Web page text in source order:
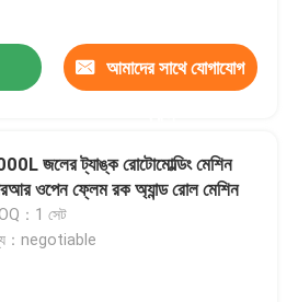
আমাদের সাথে যোগাযোগ
জলের ট্যাঙ্ক রোটোমোল্ডিং মেশিন
ওপেন ফ্লেম রক অ্যান্ড রোল মেশিন
：1 সেট
：negotiable